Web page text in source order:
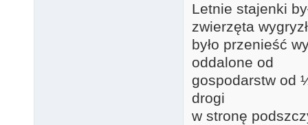
Letnie stajenki
zwierzęta
było przenieść
oddalone od
gospodarstw od
drogi
w stronę